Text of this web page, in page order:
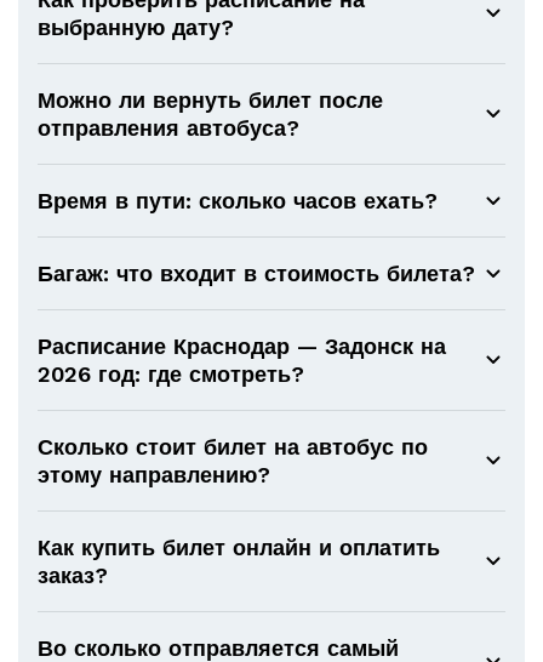
выбранную дату?
Можно ли вернуть билет после
отправления автобуса?
Время в пути: сколько часов ехать?
Багаж: что входит в стоимость билета?
Расписание Краснодар — Задонск на
2026 год: где смотреть?
Сколько стоит билет на автобус по
этому направлению?
Как купить билет онлайн и оплатить
заказ?
Во сколько отправляется самый